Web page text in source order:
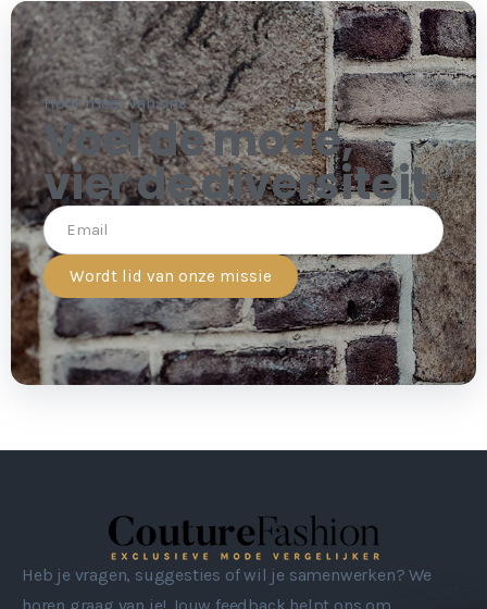
Hoor meer van ons
Voel de mode,
vier de diversiteit.
Wordt lid van onze missie
Heb je vragen, suggesties of wil je samenwerken? We